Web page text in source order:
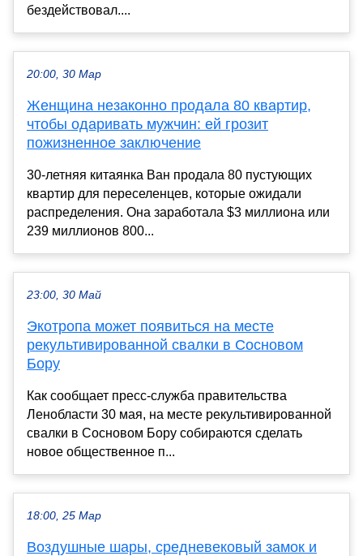
бездействовал....
20:00, 30 Мар
Женщина незаконно продала 80 квартир,
чтобы одаривать мужчин: ей грозит
пожизненное заключение
30-летняя китаянка Ван продала 80 пустующих
квартир для переселенцев, которые ожидали
распределения. Она заработала $3 миллиона или
239 миллионов 800...
23:00, 30 Май
Экотропа может появиться на месте
рекультивированной свалки в Сосновом
Бору
Как сообщает пресс-служба правительства
Ленобласти 30 мая, на месте рекультивированной
свалки в Сосновом Бору собираются сделать
новое общественное п...
18:00, 25 Мар
Воздушные шары, средневековый замок и